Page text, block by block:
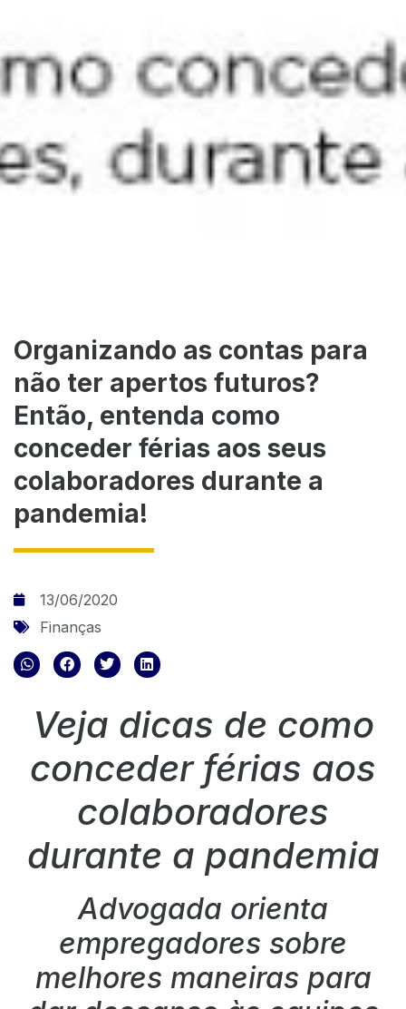
Organizando as contas para
não ter apertos futuros?
Então, entenda como
conceder férias aos seus
colaboradores durante a
pandemia!
13/06/2020
Finanças
Veja dicas de como
conceder férias aos
colaboradores
durante a pandemia
Advogada orienta
empregadores sobre
melhores maneiras para